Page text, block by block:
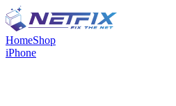
HomeShop
iPhone